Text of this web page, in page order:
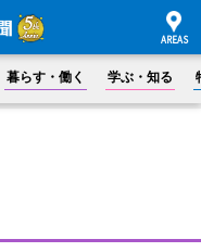
暮らす・働く 学ぶ・知る